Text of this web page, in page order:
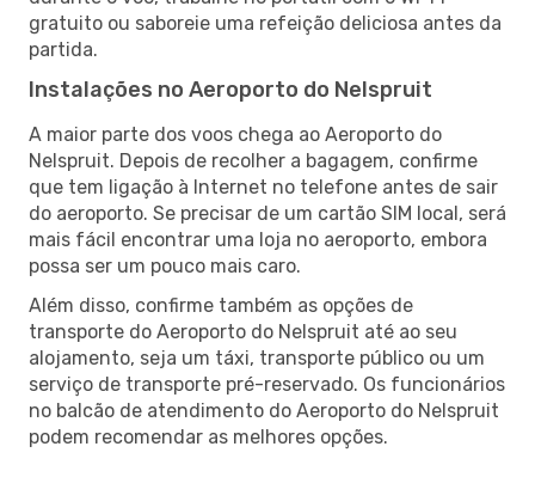
gratuito ou saboreie uma refeição deliciosa antes da
partida.
Instalações no Aeroporto do Nelspruit
A maior parte dos voos chega ao Aeroporto do
Nelspruit. Depois de recolher a bagagem, confirme
que tem ligação à Internet no telefone antes de sair
do aeroporto. Se precisar de um cartão SIM local, será
mais fácil encontrar uma loja no aeroporto, embora
possa ser um pouco mais caro.
Além disso, confirme também as opções de
transporte do Aeroporto do Nelspruit até ao seu
alojamento, seja um táxi, transporte público ou um
serviço de transporte pré-reservado. Os funcionários
no balcão de atendimento do Aeroporto do Nelspruit
podem recomendar as melhores opções.